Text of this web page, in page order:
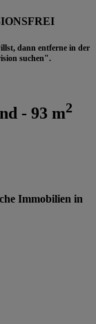
dann entferne in der
suchen".
- 93 m2
Immobilien in